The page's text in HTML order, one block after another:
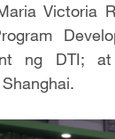
Victoria
ng DTI;